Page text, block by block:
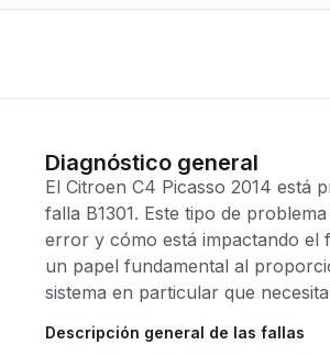
Diagnóstico general
El Citroen C4 Picasso 2014 está
falla B1301. Este tipo de
error y cómo está impactando el
un papel fundamental al
sistema en particular que
Descripción general de las fallas